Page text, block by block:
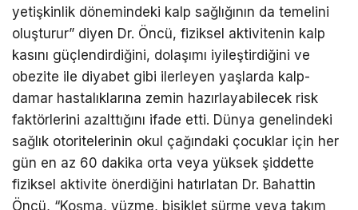
yetişkinlik dönemindeki kalp sağlığının da temelini
oluşturur” diyen Dr. Öncü, fiziksel aktivitenin kalp
kasını güçlendirdiğini, dolaşımı iyileştirdiğini ve
obezite ile diyabet gibi ilerleyen yaşlarda kalp-
damar hastalıklarına zemin hazırlayabilecek risk
faktörlerini azalttığını ifade etti. Dünya genelindeki
sağlık otoritelerinin okul çağındaki çocuklar için her
gün en az 60 dakika orta veya yüksek şiddette
fiziksel aktivite önerdiğini hatırlatan Dr. Bahattin
Öncü, “Koşma, yüzme, bisiklet sürme veya takım